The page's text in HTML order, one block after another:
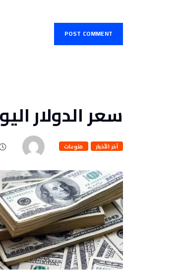
سعر الدولار اليوم 24 / 6 /
آخر الأخبار منوعات